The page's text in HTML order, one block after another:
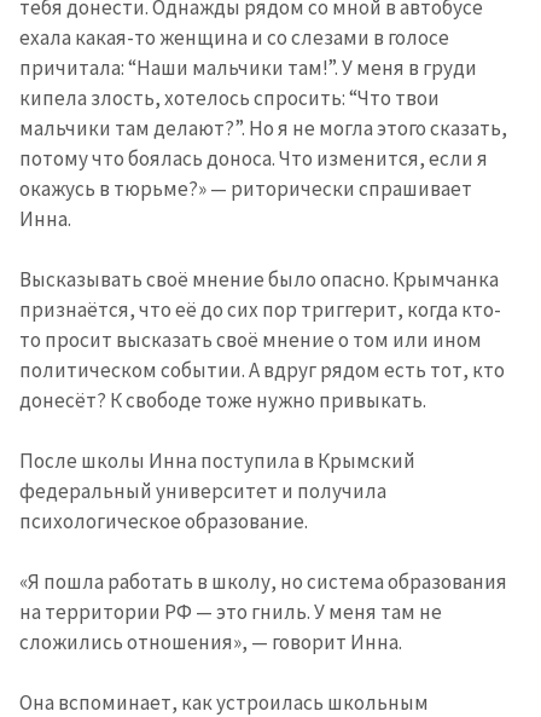
тебя донести. Однажды рядом со мной в автобусе
ехала какая-то женщина и со слезами в голосе
причитала: “Наши мальчики там!”. У меня в груди
кипела злость, хотелось спросить: “Что твои
мальчики там делают?”. Но я не могла этого сказать,
потому что боялась доноса. Что изменится, если я
окажусь в тюрьме?» — риторически спрашивает
Инна.
Высказывать своё мнение было опасно. Крымчанка
признаётся, что её до сих пор триггерит, когда кто-
то просит высказать своё мнение о том или ином
политическом событии. А вдруг рядом есть тот, кто
донесёт? К свободе тоже нужно привыкать.
После школы Инна поступила в Крымский
федеральный университет и получила
психологическое образование.
«Я пошла работать в школу, но система образования
на территории РФ — это гниль. У меня там не
сложились отношения», — говорит Инна.
Она вспоминает, как устроилась школьным